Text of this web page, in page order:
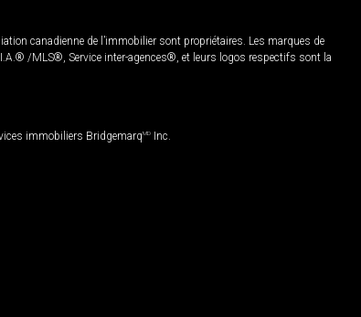
canadienne de l’immobilier sont propriétaires. Les marques de
/MLS®, Service inter-agences®, et leurs logos respectifs sont la
immobiliers BridgemarqMD Inc.